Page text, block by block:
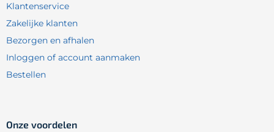
Klantenservice
Zakelijke klanten
Bezorgen en afhalen
Inloggen of account aanmaken
Bestellen
Onze voordelen